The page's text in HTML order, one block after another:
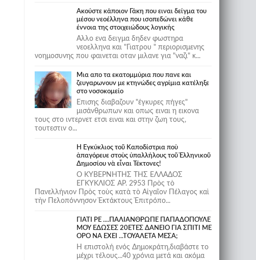
Ακούστε κάποιον Γάκη που ειναι δείγμα του
μέσου νεοέλληνα που ισοπεδώνει κάθε
έννοια της στοιχειώδους λογικής
Αλλο ενα δειγμα δηδεν φωστηρα
νεοελληνα και "Γιατρου " περιορισμενης
νοημοσυνης που φαινεται οταν μιλανε για "ναζι" κ...
Μια απο τα εκατομμύρια που πανε και
ζευγαρωνουν με κτηνώδες αγρίμια κατέληξε
στο νοσοκομείο
Επισης διαβαζουν "έγκυρες πήγες"
μισάνθρωπων και οπως ειναι η εικονα
τους στο ιντερνετ ετσι ειναι και στην ζωη τους,
τουτεστιν ο...
Ἡ Ἐγκύκλιος τοῦ Καποδίστρια ποὺ
ἀπαγόρευε στοὺς ὑπαλλήλους τοῦ Ἑλληνικοῦ
Δημοσίου νὰ εἶναι Τέκτονες!
Ο ΚΥΒΕΡΝΗΤΗΣ ΤΗΣ ΕΛΛΑΔΟΣ
ΕΓΚΥΚΛΙΟΣ ΑΡ. 2953 Πρὸς τὸ
Πανελλήνιον Πρὸς τοὺς κατὰ τὸ Αἰγαῖον Πέλαγος καὶ
τὴν Πελοπόννησον Ἐκτάκτους Ἐπιτρόπο...
ΓΙΑΤΙ ΡΕ ....ΠΑΛΙΑΝΘΡΩΠΕ ΠΑΠΑΔΟΠΟΥΛΕ
ΜΟΥ ΕΔΩΣΕΣ 20ΕΤΕΣ ΔΑΝΕΙΟ ΓΙΑ ΣΠΙΤΙ ΜΕ
ΟΡΟ ΝΑ ΕΧΕΙ ...ΤΟΥΑΛΕΤΑ ΜΕΣΑ;
Η επιστολή ενός Δημοκράτη,διαβάστε το
μέχρι τέλους...40 χρόνια μετά και ακόμα